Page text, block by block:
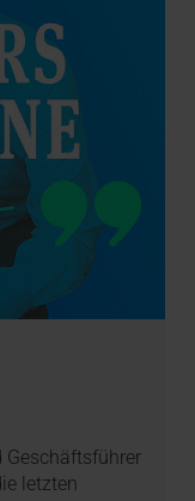
Geschäftsführer
letzten